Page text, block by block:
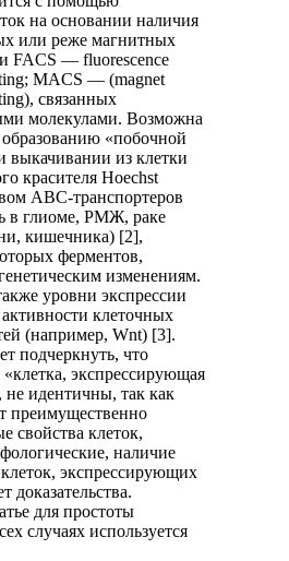
на основании наличия
или реже магнитных
FACS — fluorescence
MACS — (magnet
связанных
молекулами. Возможна
«побочной
выкачивании из клетки
красителя Hoechst
АВС-транспортеров
в глиоме, РМЖ, раке
кишечника) [2],
ферментов,
изменениям.
уровни экспрессии
клеточных
(например, Wnt) [3].
подчеркнуть, что
экспрессирующая
идентичны, так как
преимущественно
свойства клеток,
наличие
экспрессирующих
доказательства.
для простоты
случаях используется